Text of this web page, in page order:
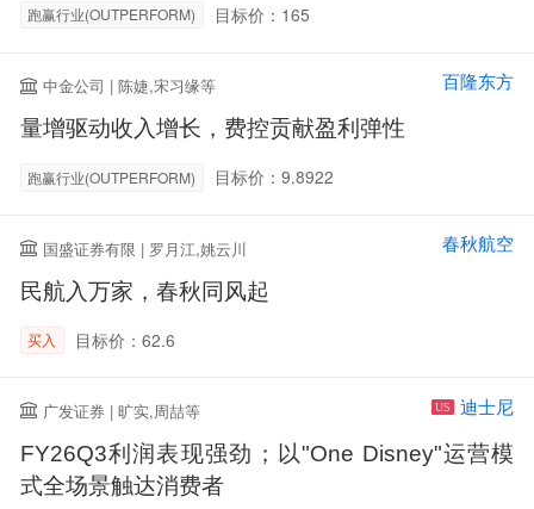
跑赢行业(OUTPERFORM) 目标价：165
中金公司 | 陈婕,宋习缘等 百隆东方
量增驱动收入增长，费控贡献盈利弹性
跑赢行业(OUTPERFORM) 目标价：9.8922
国盛证券有限 | 罗月江,姚云川 春秋航空
民航入万家，春秋同风起
买入 目标价：62.6
广发证券 | 旷实,周喆等 US 迪士尼
FY26Q3利润表现强劲；以"One Disney"运营模
式全场景触达消费者